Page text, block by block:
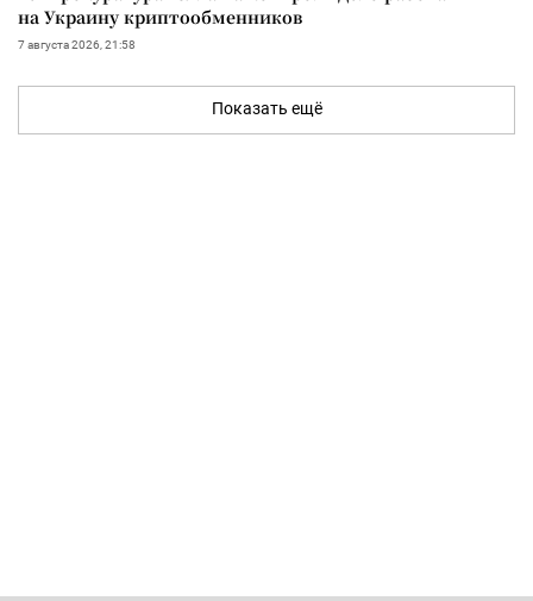
на Украину криптообменников
7 августа 2026, 21:58
Показать ещё